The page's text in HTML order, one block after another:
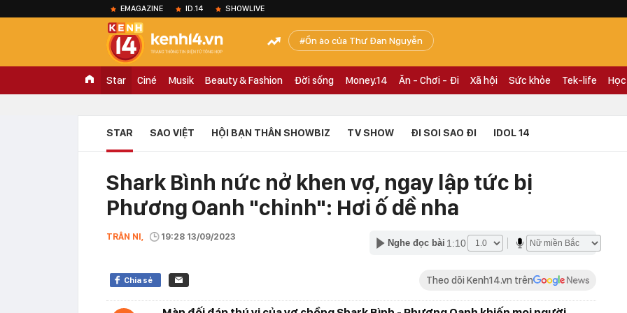
EMAGAZINE ID.14 SHOWLIVE
Ồn ào của Thư Đan Nguyễn
Star Ciné Musik Beauty & Fashion Đời sống Money.14 Ăn - Chơi - Đi Xã hội Sức khỏe Tek-life
STAR SAO VIỆT HỘI BẠN THÂN SHOWBIZ TV SHOW ĐI SOI SAO ĐI IDOL 14
Shark Bình nức nở khen vợ, ngay lập tức bị
Phương Oanh "chỉnh": Hơi ố dề nha
TRÂN NI, 19:28 13/09/2023
Nghe đọc bài 1:10
Chia sẻ Theo dõi Kenh14.vn trên